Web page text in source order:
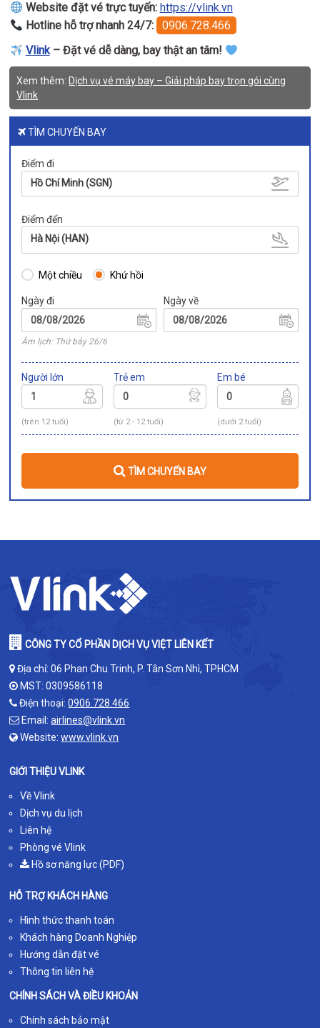
Website đặt vé trực tuyến: https://vlink.vn
Hotline hỗ trợ nhanh 24/7:
0906.728.466
Vlink– Đặt vé dễ dàng, bay thật an tâm!
Xem thêm: Dịch vụ vé máy bay – Giải pháp bay trọn gói cùng
Vlink
TÌM CHUYẾN BAY
Điểm đi
Hồ Chí Minh (SGN)
Điểm đến
Hà Nội (HAN)
Một chiều Khứ hồi
Ngày đi
Âm lịch: Thứ bảy 26/6
Ngày về
Người lớn
(trên 12 tuổi)
Trẻ em
(từ 2 - 12 tuổi)
Em bé
(dưới 2 tuổi)
TÌM CHUYẾN BAY
CÔNG TY CỔ PHẦN DỊCH VỤ VIỆT LIÊN KẾT
Địa chỉ: 06 Phan Chu Trinh, P. Tân Sơn Nhì, TPHCM
MST: 0309586118
Điện thoại:0906.728.466
Email:airlines@vlink.vn
Website:www.vlink.vn
GIỚI THIỆU VLINK
Về Vlink
Dịch vụ du lịch
Liên hệ
Phòng vé Vlink
Hồ sơ năng lực (PDF)
HỖ TRỢ KHÁCH HÀNG
Hình thức thanh toán
Khách hàng Doanh Nghiệp
Hướng dẫn đặt vé
Thông tin liên hệ
CHÍNH SÁCH VÀ ĐIỀU KHOẢN
Chính sách bảo mật